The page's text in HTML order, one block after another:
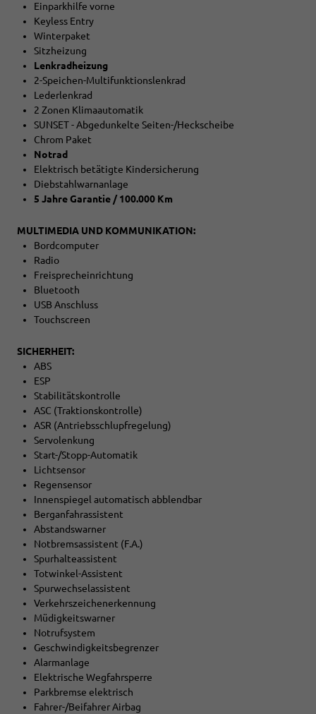
Einparkhilfe vorne
Keyless Entry
Winterpaket
Sitzheizung
Lenkradheizung
2-Speichen-Multifunktionslenkrad
Lederlenkrad
2 Zonen Klimaautomatik
SUNSET - Abgedunkelte Seiten-/Heckscheibe
Chrom Paket
Notrad
Elektrisch betätigte Kindersicherung
Diebstahlwarnanlage
5 Jahre Garantie / 100.000 Km
MULTIMEDIA UND KOMMUNIKATION:
Bordcomputer
Radio
Freisprecheinrichtung
Bluetooth
USB Anschluss
Touchscreen
SICHERHEIT:
ABS
ESP
Stabilitätskontrolle
ASC (Traktionskontrolle)
ASR (Antriebsschlupfregelung)
Servolenkung
Start-/Stopp-Automatik
Lichtsensor
Regensensor
Innenspiegel automatisch abblendbar
Berganfahrassistent
Abstandswarner
Notbremsassistent (F.A.)
Spurhalteassistent
Totwinkel-Assistent
Spurwechselassistent
Verkehrszeichenerkennung
Müdigkeitswarner
Notrufsystem
Geschwindigkeitsbegrenzer
Alarmanlage
Elektrische Wegfahrsperre
Parkbremse elektrisch
Fahrer-/Beifahrer Airbag